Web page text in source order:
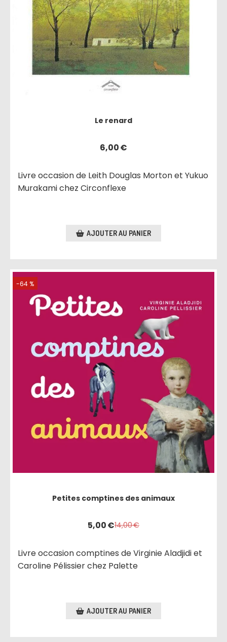
Le renard
6,00€
Livre occasion de Leith Douglas Morton et Yukuo
Murakami chez Circonflexe
AJOUTER AU PANIER
-64 %
Petites comptines des animaux
5,00€14,00€
Livre occasion comptines de Virginie Aladjidi et
Caroline Pélissier chez Palette
AJOUTER AU PANIER